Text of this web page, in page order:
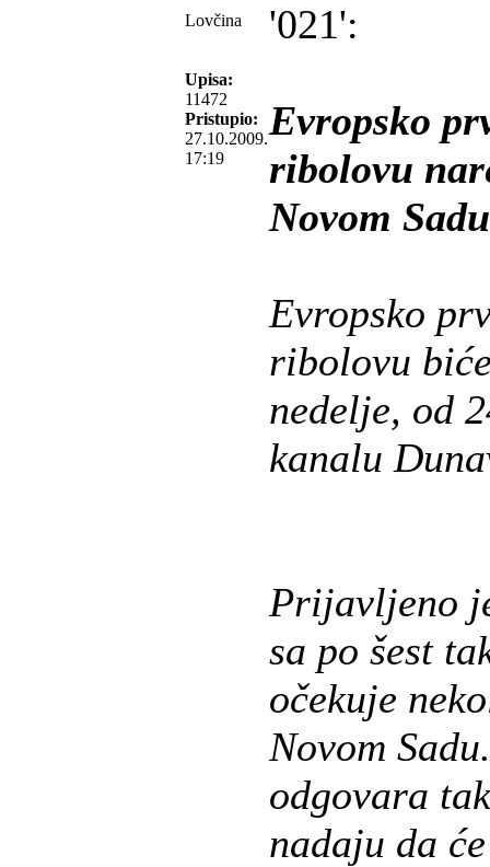
Lovčina
Upisa:
11472
Pristupio:
27.10.2009.
17:19
'021':
Evropsko
ribolovu
Novom Sadu
Evropsko
ribolovu
nedelje, od
kanalu
Prijavljeno
sa po šest
očekuje
Novom
odgovara
nadaju da